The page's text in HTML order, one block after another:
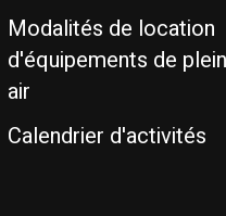
Modalités de location
d'équipements de plein
air
Calendrier d'activités